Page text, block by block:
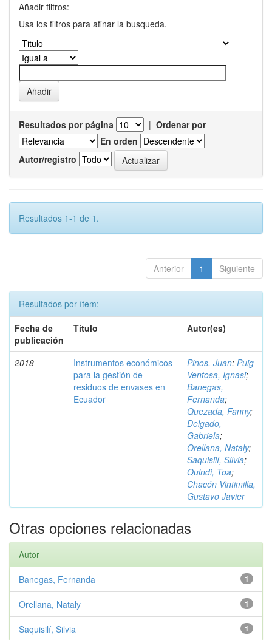
Añadir filtros:
Usa los filtros para afinar la busqueda.
Resultados por página | Ordenar por
En orden
Autor/registro
Resultados 1-1 de 1.
Anterior 1 Siguiente
Resultados por ítem:
Fecha de
publicación
Título Autor(es)
2018
Instrumentos económicos
para la gestión de
residuos de envases en
Ecuador
Pinos, Juan; Puig
Ventosa, Ignasi;
Banegas,
Fernanda;
Quezada, Fanny;
Delgado,
Gabriela;
Orellana, Nataly;
Saquisilí, Silvia;
Quindi, Toa;
Chacón Vintimilla,
Gustavo Javier
Otras opciones relacionadas
Autor
1
Banegas, Fernanda
1
Orellana, Nataly
1
Saquisilí, Silvia